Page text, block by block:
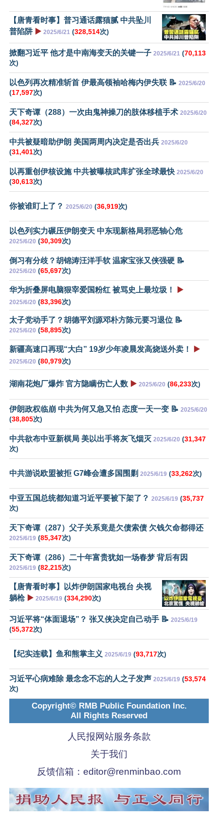
【唐青看时事】普习通话露猫腻 中共坠川
普陷阱 ▶️ 2025/6/21 (328,514次)
掀翻习近平 他才是中南海变天的关键一子 2025/6/21 (70,113
次)
以色列再次精准斩首 伊最高领袖哈梅内伊失联 📝 2025/6/20
(17,597次)
天下奇谭（288）一次由鬼神操刀的肢体移植手术 2025/6/20
(84,327次)
中共被疑暗助伊朗 美国两周内决定是否出兵 2025/6/20
(31,401次)
以再重创伊核设施 中共被曝核武库扩张全球最快 2025/6/20
(30,613次)
你被谁盯上了？ 2025/6/20 (36,919次)
以色列实力碾压伊朗变天 中东现新格局邪恶轴心危
2025/6/20 (30,309次)
倒习有分歧？胡锦涛汪洋手软 温家宝张又侠强硬 📝
2025/6/20 (65,697次)
华为折叠屏电脑狠宰爱国粉红 被骂史上最垃圾！ ▶️
2025/6/20 (83,396次)
太子党动手了？胡德平刘源邓朴方陈元要习退位 📝
2025/6/20 (58,895次)
新疆高速口再现“大白” 19岁少年凌晨发高烧送外卖！ ▶️
2025/6/20 (80,979次)
湖南花炮厂爆炸 官方隐瞒伤亡人数 ▶️ 2025/6/20 (86,233次)
伊朗政权临崩 中共为何又急又怕 态度一天一变 📝 2025/6/20
(38,805次)
中共欲布中亚新棋局 美以出手将灰飞烟灭 2025/6/20 (31,347
次)
中共游说欧盟被拒 G7峰会遭多国围剿 2025/6/19 (33,262次)
中亚五国总统都知道习近平要被下架了？ 2025/6/19 (35,737
次)
天下奇谭（287）父子关系竟是欠债索债 欠钱欠命都得还
2025/6/19 (85,347次)
天下奇谭（286）二十年富贵犹如一场春梦 背后有因
2025/6/19 (82,215次)
【唐青看时事】以炸伊朗国家电视台 央视
躺枪 ▶️ 2025/6/19 (334,290次)
习近平将“体面退场”？ 张又侠决定自己动手 📝 2025/6/19
(55,372次)
【纪实连载】鱼和熊掌主义 2025/6/19 (93,717次)
习近平心病难除 最念念不忘的人之子发声 2025/6/19 (53,574
次)
Copyright© RMB Public Foundation Inc.
All Rights Reserved
人民报网站服务条款
关于我们
反馈信箱： editor@renminbao.com